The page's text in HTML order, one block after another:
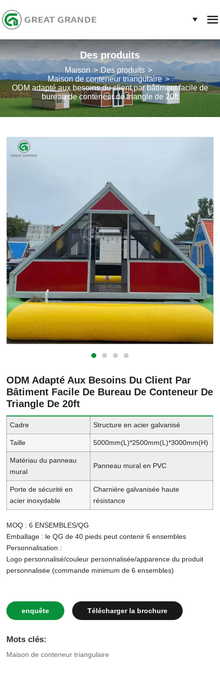
Des produits
Maison
Des produits
Maison de conteneur triangulaire
ODM adapté aux besoins du client par bâtiment facile de
bureau de conteneur de triangle de 20ft
ODM Adapté Aux Besoins Du Client Par
Bâtiment Facile De Bureau De Conteneur De
Triangle De 20ft
Cadre Structure en acier galvanisé
Taille 5000mm(L)*2500mm(L)*3000mm(H)
Matériau du panneau
mural
Panneau mural en PVC
Porte de sécurité en
acier inoxydable
Charnière galvanisée haute
résistance
MOQ : 6 ENSEMBLES/QG
Emballage : le QG de 40 pieds peut contenir 6 ensembles
Personnalisation :
Logo personnalisé/couleur personnalisée/apparence du produit
personnalisée (commande minimum de 6 ensembles)
enquête Télécharger la brochure
Mots clés:
Maison de conteneur triangulaire